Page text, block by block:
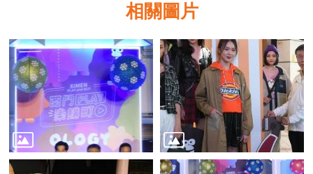
介
紹
業
務
資
訊
相關圖片